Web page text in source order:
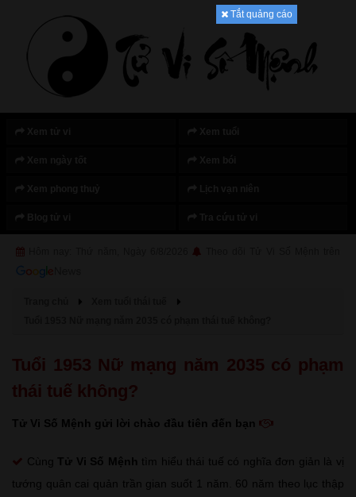
Tắt quảng cáo
Tuổi 1953 Nữ mạng năm 2035 có phạm
thái tuế không?
Tử Vi Số Mệnh gửi lời chào đầu tiên đến bạn
Cùng Tử Vi Số Mệnh tìm hiểu thái tuế có nghĩa đơn giản là vị
tướng quân cai quản trần gian suốt 1 năm. 60 năm theo lục thập